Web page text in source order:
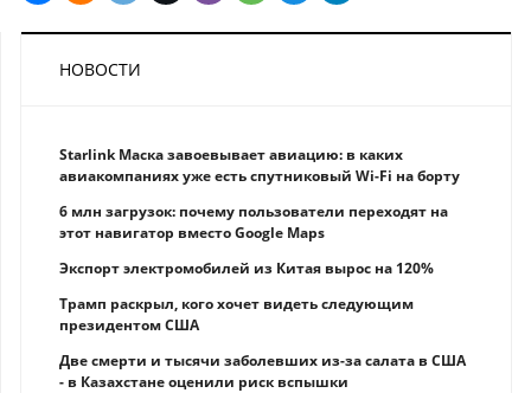
НОВОСТИ
Starlink Маска завоевывает авиацию: в каких
авиакомпаниях уже есть спутниковый Wi-Fi на борту
6 млн загрузок: почему пользователи переходят на
этот навигатор вместо Google Maps
Экспорт электромобилей из Китая вырос на 120%
Трамп раскрыл, кого хочет видеть следующим
президентом США
Две смерти и тысячи заболевших из-за салата в США
- в Казахстане оценили риск вспышки